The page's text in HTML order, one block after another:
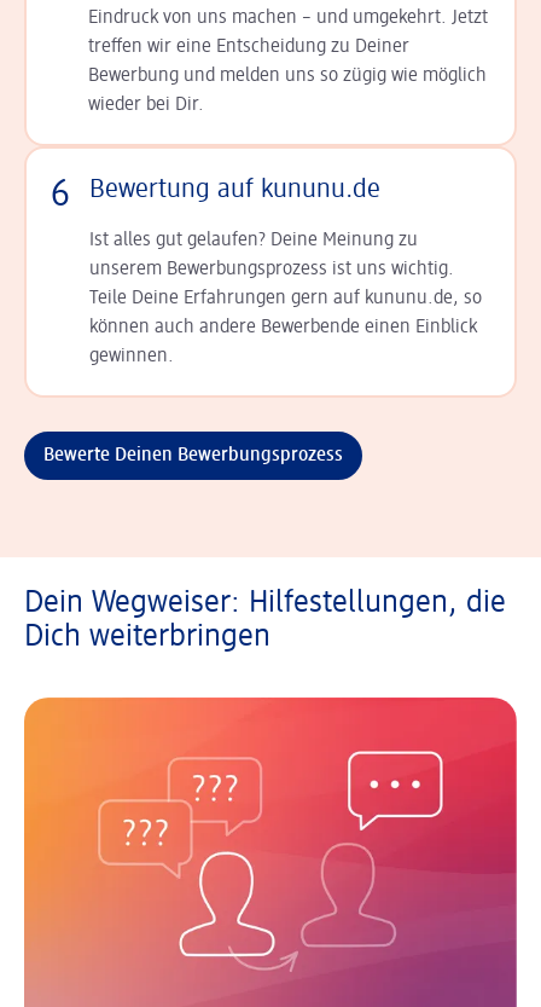
Ein­druck von uns machen – und umgekehrt. Jetzt
tref­fen wir eine Entscheidung zu Deiner
Bewerbung und melden uns so zügig wie möglich
wieder bei Dir.
6 Bewertung auf kununu.de
Ist alles gut gelaufen? Deine Meinung zu
unserem Bewerbungsprozess ist uns wichtig.
Teile Deine Erfahrungen gern auf kununu.de, so
können auch andere Bewerbende einen Einblick
gewinnen.
Bewerte Deinen Bewerbungsprozess
Dein Wegweiser: Hilfestellungen, die
Dich weiterbringen